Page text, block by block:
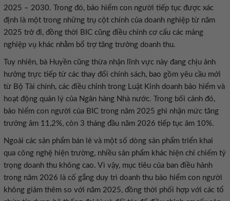
2025 – 2030. Trong đó, bảo hiểm con người tiếp tục được xác
định là một trong những trụ cột chính của doanh nghiệp từ năm
2025 trở đi, đồng thời BIC cũng điều chỉnh cơ cấu các mảng
nghiệp vụ khác nhằm bổ trợ tăng trưởng doanh thu.
Tuy nhiên, bà Huyền cũng thừa nhận lĩnh vực này đang chịu ảnh
hưởng trực tiếp từ các thay đổi chính sách, bao gồm yêu cầu mới
từ Bộ Tài chính, các điều chỉnh trong Luật Kinh doanh bảo hiểm và
hoạt động quản lý của Ngân hàng Nhà nước. Trong bối cảnh đó,
bảo hiểm con người của BIC trong năm 2025 ghi nhận mức tăng
trưởng âm 11,2%, còn 3 tháng đầu năm 2026 tiếp tục âm 10%.
Ngoài các sản phẩm bán lẻ và một số dòng sản phẩm triển khai
qua công nghệ hiện trường, nhiều sản phẩm khác hiện chỉ chiếm tỷ
trọng doanh thu không cao. Vì vậy, mục tiêu của ban điều hành
trong năm 2026 là cố gắng duy trì doanh thu bảo hiểm con người
không giảm thêm so với năm 2025, đồng thời phối hợp với các tổ